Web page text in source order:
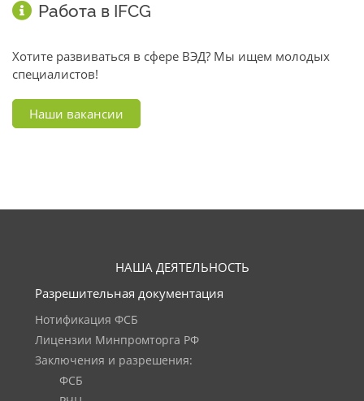
Работа в IFCG
Хотите развиваться в сфере ВЭД? Мы ищем молодых
специалистов!
Наши вакансии
НАША ДЕЯТЕЛЬНОСТЬ
Разрешительная документация
Нотификация ФСБ
Лицензии Минпромторга РФ
Заключения и разрешения:
ФСБ